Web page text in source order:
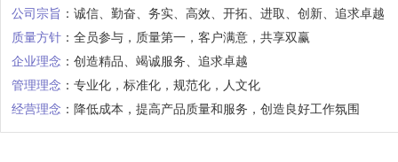
公司宗旨 ：诚信、勤奋、务实、高效、开拓、进取、创新、追求卓越
质量方针 ：全员参与，质量第一，客户满意，共享双赢
企业理念 ：创造精品、竭诚服务、追求卓越
管理理念 ：专业化，标准化，规范化，人文化
经营理念 ：降低成本，提高产品质量和服务，创造良好工作氛围